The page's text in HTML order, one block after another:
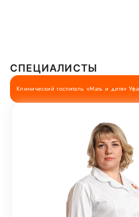
СПЕЦИАЛИСТЫ
Клинический госпиталь «Мать и дитя» Уфа